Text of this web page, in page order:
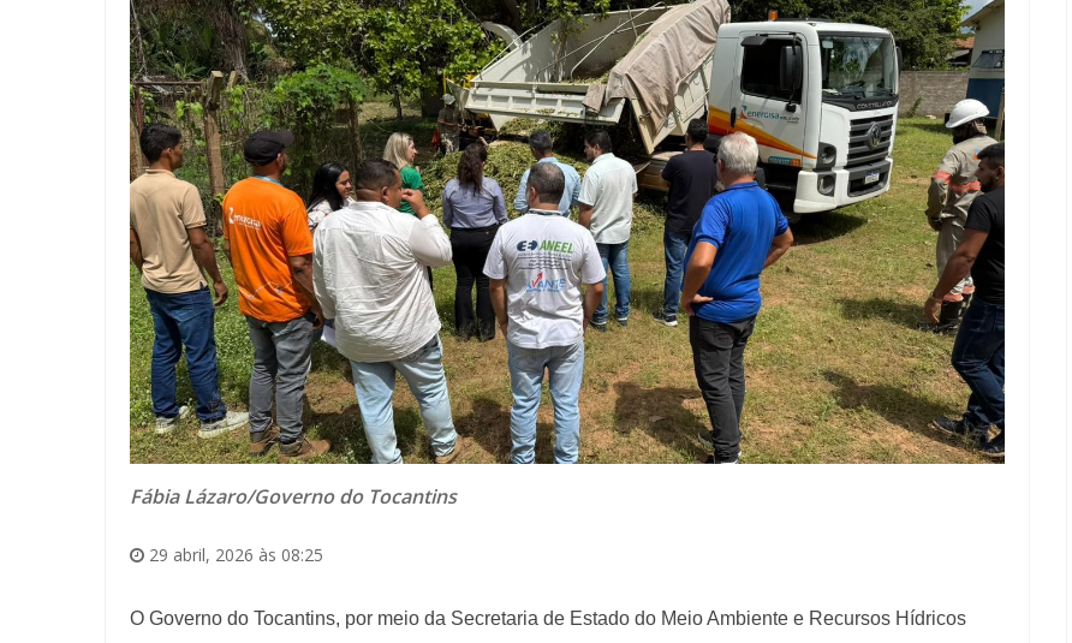
Fábia Lázaro/Governo do Tocantins
29 abril, 2026 às 08:25
O Governo do Tocantins, por meio da Secretaria de Estado do Meio Ambiente e Recursos Hídricos